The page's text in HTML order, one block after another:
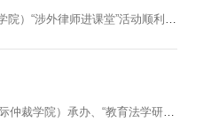
日前，2025-2026学年春季学期国际法学院（国际仲裁学院）“涉外律师进课堂”活动顺利收官。众多沪上知名律师和实务专家受国际法学院贾琳副教授邀请为学生带来精彩的案例分享和实务演练。在研究生《涉外诉讼律师实务（双语）》课程中，来自万商天勤（上海）律师事务所的黄伟杰律师、郭俊律师，北京德和衡（上海）律师事务所的李璐萍律师、田江涛律师、康欣律师和周善良律师，北京市京师（上海）律师事务所周智强律师，德恒上海律师事务所吴俊律师，君澜律师事务所郝朝信律师，上海市协力律师事务所李丹律师，上海中联律师事务所李新立律师，上海环仲律师事务所主任杜新，东方证券产业投行部董事总经理周平先生，北京天驰君泰律师事务所上海分所徐佐旗律师，英格兰及威尔士律师协会律师陈响宇共开设了15场公益讲座，从不同角度为学生带来涉外诉讼律师实务的饕餮盛宴。 本科《法律职业能力训练》课程06班和07班，系2025年上海政法学院外包实务课程。06班由来自北京天驰君泰律师事务所上海分所的朱尉贤律师、黄凯律师、孙军伟律师、梁钰琦律师、殷先成律师、姚言明律师和李凯文律师，来自北京德和衡（上海）律师事务所的宋晓阳律师、杨杰律师、程冰露律师，
2026年5月30日下午，由上海政法学院国际法学院（国际仲裁学院）承办、“教育法学研究”主创团队协办的“涉外教育法治”青年论坛在上海政法学院国际法学院（国际仲裁学院）顺利举办。本次活动在上海政法学院国际法博士生创新项目的支持下开展。论坛主要围绕“涉外教育法治”“教育法典编纂”“论文写作与发表”等主题展开研讨。本次论坛由江南大学法学院教师刘宁博士主持，他介绍了论坛举办的由来与初衷。随后，国际法学院（国际仲裁学院）院长张卫彬教授作开幕式讲话，他首先对与会嘉宾的到来表示欢迎，并希望参会专家学者深入研究、畅所欲言，为我国涉外教育法治建设积极建言献策。第一单元为圆桌沙龙，共有九位代表就“教育法典与全球教育治理”主题进行发言，分别是华东政法大学教育法研究院万圆副教授、江苏师范大学法学院李海峰副教授、广州商学院法学院教师王琦博士、华中师范大学法学院教师聂圣博士、上海政法学院国际法学院陈振云副教授、上海政法学院国际法学院（国际仲裁学院）教师李小林、王怡然、刁语轩、孙心依博士。首先，万圆、李海峰、王琦、聂圣四位老师分别以《论教育法典中标识性概念的提炼、阐释与应用——以国家教育考试为例》《静动结合、统分有